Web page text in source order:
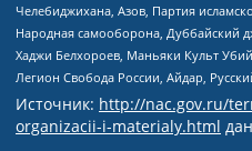
Челебиджихана, Азов, Партия
Народная самооборона, Дуббайский
Хаджи Белхороев, Маньяки Культ
Легион Свобода России, Айдар,
Источник: http://nac.gov.ru/
organizacii-i-materialy.html